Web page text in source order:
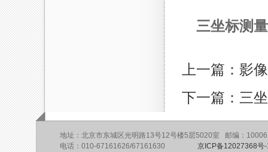
三坐标测
上一篇：影
下一篇：三
地址：北京市东城区光明路13号12号楼5层5020室 邮编：
电话：010-67161626/67161630 京ICP备12027368号